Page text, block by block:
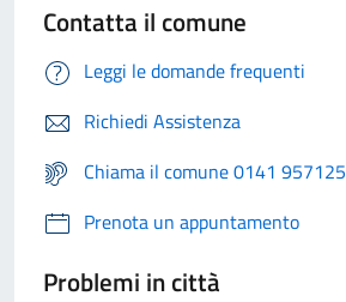
Contatta il comune
Leggi le domande frequenti
Richiedi Assistenza
Chiama il comune 0141 957125
Prenota un appuntamento
Problemi in città